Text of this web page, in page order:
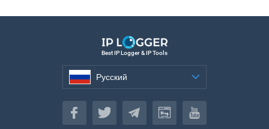
Best IP Logger & IP Tools
Русский
Русский